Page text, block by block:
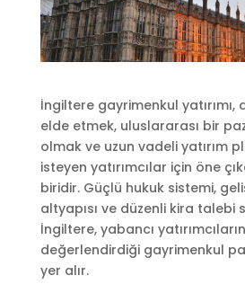
İngiltere gayrimenkul yatırımı,
elde etmek, uluslararası bir
olmak ve uzun vadeli yatırım
isteyen yatırımcılar için öne
biridir. Güçlü hukuk sistemi,
altyapısı ve düzenli kira talebi
İngiltere, yabancı
değerlendirdiği gayrimenkul
yer alır.